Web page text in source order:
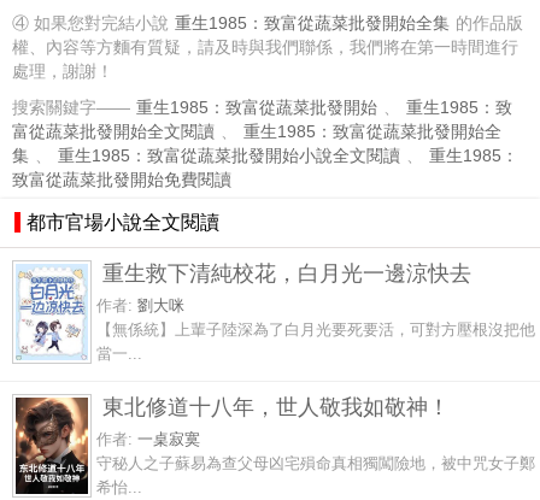
④ 如果您對完結小說 重生1985：致富從蔬菜批發開始全集 的作品版
權、內容等方麵有質疑，請及時與我們聯係，我們將在第一時間進行
處理，謝謝！
搜索關鍵字—— 重生1985：致富從蔬菜批發開始 、
重生1985：致
富從蔬菜批發開始全文閱讀 、
重生1985：致富從蔬菜批發開始全
集 、 重生1985：致富從蔬菜批發開始小說全文閱讀 、
重生1985：
致富從蔬菜批發開始免費閱讀
都市官場小說全文閱讀
重生救下清純校花，白月光一邊涼快去
作者: 劉大咪
【無係統】上輩子陸深為了白月光要死要活，可對方壓根沒把他
當一...
東北修道十八年，世人敬我如敬神！
作者: 一桌寂寞
守秘人之子蘇易為查父母凶宅殞命真相獨闖險地，被中咒女子鄭
希怡...